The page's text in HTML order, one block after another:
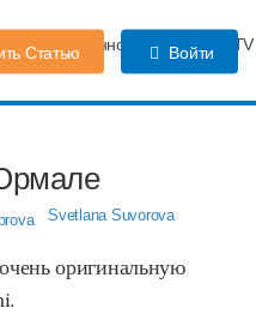
беременности Форум
Статью Войти
Svetlana Suvorova
оригинальную